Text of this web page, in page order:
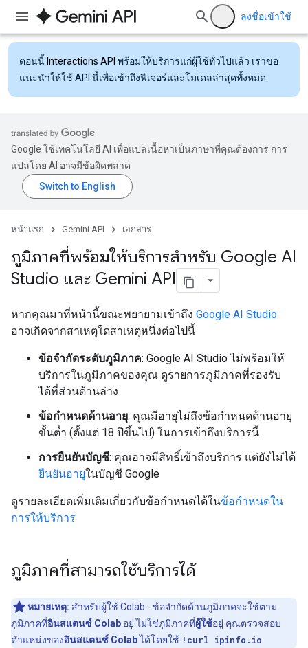
ลงชื่อเข้าใช้
ตอนนี้ Interactions API พร้อมให้บริการแก่ผู้ใช้ทั่วไปแล้ว เราขอ
แนะนำให้ใช้ API นี้เพื่อเข้าถึงฟีเจอร์และโมเดลล่าสุดทั้งหมด
Google ใช้เทคโนโลยี AI เพื่อแปลเนื้อหาเป็นภาษาที่คุณต้องการ การ
แปลโดย AI อาจมีข้อผิดพลาด
หน้าแรก Gemini API เอกสาร
ภูมิภาคที่พร้อมให้บริการสำหรับ Google AI
Studio และ Gemini API
หากคุณมาที่หน้านี้ขณะพยายามเข้าถึง Google AI Studio
อาจเกิดจากสาเหตุใดสาเหตุหนึ่งต่อไปนี้
ข้อจำกัดระดับภูมิภาค: Google AI Studio ไม่พร้อมให้
บริการในภูมิภาคของคุณ ดูรายการภูมิภาคที่รองรับ
ได้ที่ส่วนด้านล่าง
ข้อกำหนดด้านอายุ: คุณมีอายุไม่ถึงข้อกำหนดด้านอายุ
ขั้นต่ำ (ตั้งแต่ 18 ปีขึ้นไป) ในการเข้าถึงบริการนี้
การยืนยันบัญชี: คุณอาจมีสิทธิ์เข้าถึงบริการ แต่ยังไม่ได้
ยืนยันอายุในบัญชี Google
ดูรายละเอียดเพิ่มเติมเกี่ยวกับข้อกำหนดได้ในข้อกำหนดใน
การให้บริการ
ภูมิภาคที่สามารถใช้บริการได้
หมายเหตุ: สำหรับผู้ใช้ Colab - ข้อจำกัดด้านภูมิภาคจะใช้ตาม
ภูมิภาคที่อินสแตนซ์ Colab อยู่ ไม่ใช่ภูมิภาคที่ผู้ใช้อยู่ คุณตรวจสอบ
ตำแหน่งของอินสแตนซ์ Colabได้โดยใช้ !curl ipinfo.io